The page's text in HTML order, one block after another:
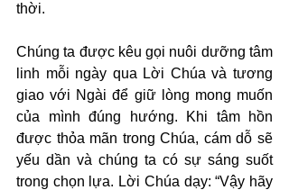
thời.
Chúng ta được kêu gọi nuôi dưỡng tâm
linh mỗi ngày qua Lời Chúa và tương
giao với Ngài để giữ lòng mong muốn
của mình đúng hướng. Khi tâm hồn
được thỏa mãn trong Chúa, cám dỗ sẽ
yếu dần và chúng ta có sự sáng suốt
trong chọn lựa. Lời Chúa dạy: “Vậy hãy